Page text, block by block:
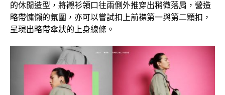
的休閒造型，將襯衫領口往兩側外推穿出稍微落肩，營造
略帶慵懶的氛圍，亦可以嘗試扣上前襟第一與第二顆扣，
呈現出略帶傘狀的上身線條。